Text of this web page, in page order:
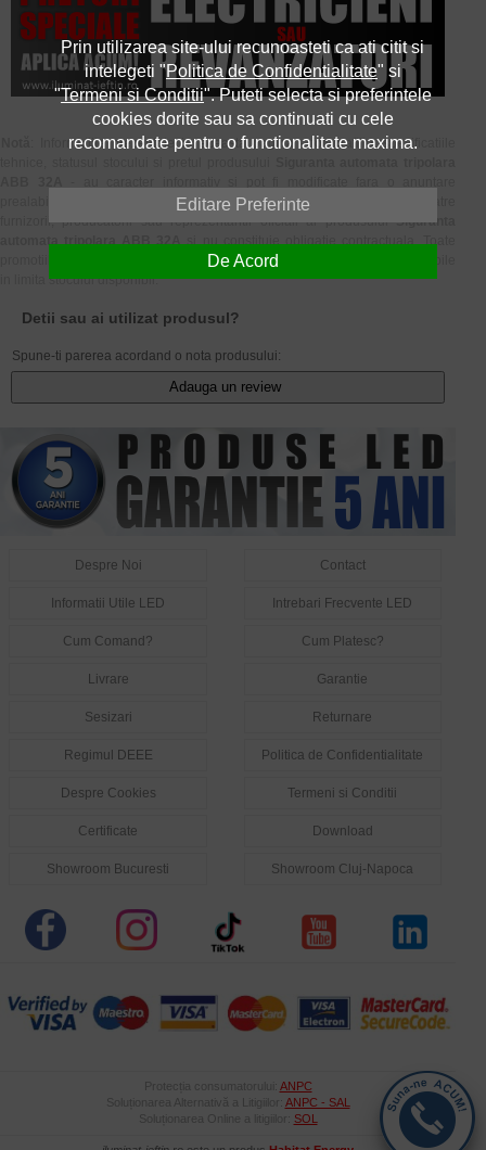
: Informatiile prezentate in aceasta pagina - fotografiile, specificatiile
prealabila. Aceste informatii sunt in conformitate cu datele transmise de catre
furnizorii, producatorii sau reprezentantii oficiali ai produsuluiSiguranta
automata tripolara ABB 32Asi nu constituie obligatie contractuala. Toate
Siguranta automata tripolara ABB 32A
in limita stocului disponibil.
Detii sau ai utilizat produsul?
Spune-ti parerea acordand o nota produsului:
Adauga un review
Despre Noi Contact
Informatii Utile LED Intrebari Frecvente LED
Cum Comand? Cum Platesc?
Livrare Garantie
Sesizari Returnare
Regimul DEEE Politica de Confidentialitate
Despre Cookies Termeni si Conditii
Certificate Download
Showroom Bucuresti Showroom Cluj-Napoca
Protecția consumatorului: ANPC
Soluționarea Alternativă a Litigiilor: ANPC - SAL
Soluționarea Online a litigiilor: SOL
Prin utilizarea site-ului recunoasteti ca ati citit si
intelegeti "Politica de Confidentialitate" si
"Termeni si Conditii". Puteti selecta si preferintele
cookies dorite sau sa continuati cu cele
recomandate pentru o functionalitate maxima.
Editare Preferinte
De Acord